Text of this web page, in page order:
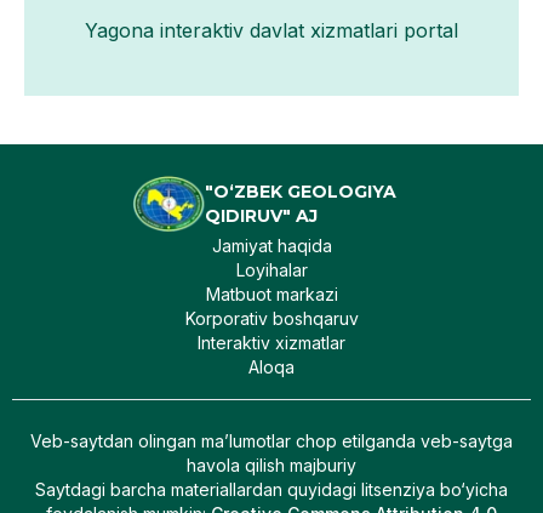
Yagona interaktiv davlat xizmatlari portal
"O‘ZBEK GEOLOGIYA
QIDIRUV" AJ
Jamiyat haqida
Loyihalar
Matbuot markazi
Korporativ boshqaruv
Interaktiv xizmatlar
Aloqa
Veb-saytdan olingan maʼlumotlar chop etilganda veb-saytga
havola qilish majburiy
Saytdagi barcha materiallardan quyidagi litsenziya bo‘yicha